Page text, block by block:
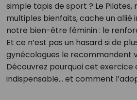
simple tapis de sport ? Le Pilates,
multiples bienfaits, cache un allié
notre bien-être féminin : le
Et ce n’est pas un hasard si de
gynécologues le recommandent
Découvrez pourquoi cet exercice
indispensable… et comment